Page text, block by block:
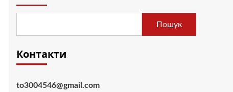
Пошук
Контакти
to3004546@gmail.com